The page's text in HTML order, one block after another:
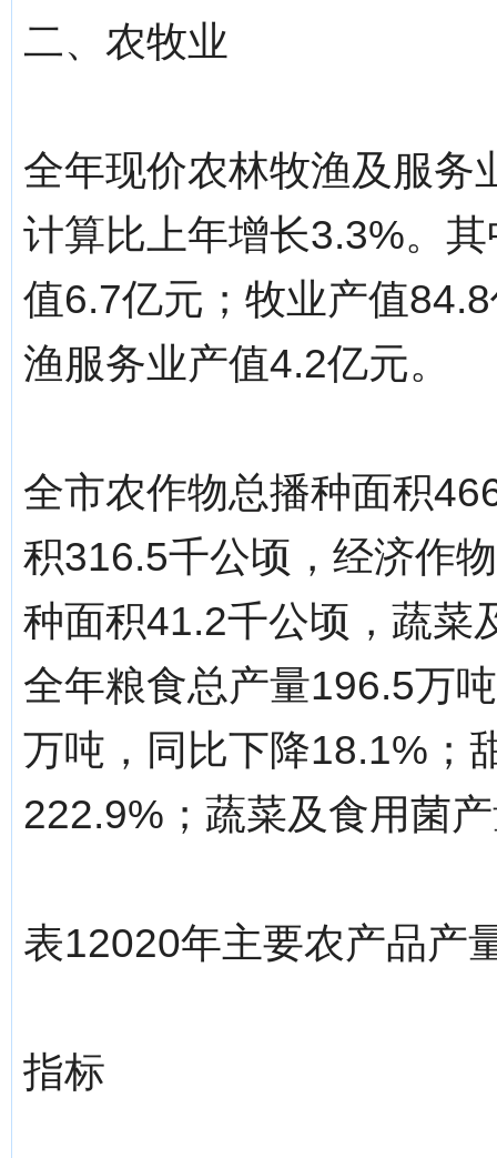
二、农牧业
全年现价农林牧渔及服务
计算比上年增长3.3%。
值6.7亿元；牧业产值
渔服务业产值4.2亿元。
全市农作物总播种面积
积316.5千公顷，经济作
种面积41.2千公顷，蔬菜
全年粮食总产量196.5万
万吨，同比下降18.1%；
222.9%；蔬菜及食用菌
表12020年主要农产品产
指标